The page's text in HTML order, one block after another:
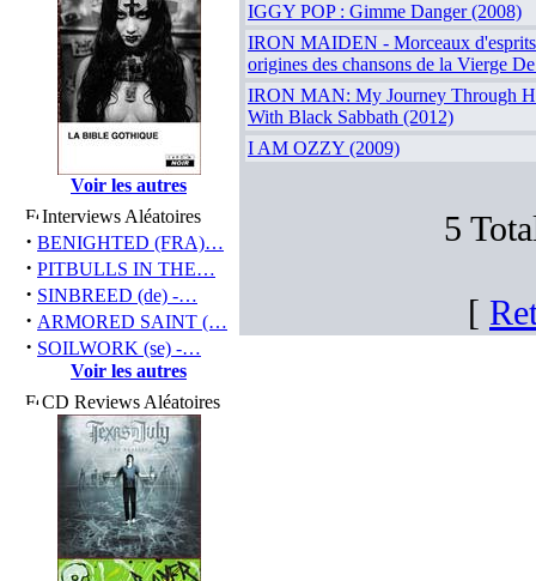
Voir les autres
Interviews Aléatoires
· BENIGHTED (FRA)…
· PITBULLS IN THE…
· SINBREED (de) -…
· ARMORED SAINT (…
· SOILWORK (se) -…
Voir les autres
CD Reviews Aléatoires
IGGY POP : Gimme Danger (2008)
IRON MAIDEN - Morceaux d'esprits
origines des chansons de la Vierge
IRON MAN: My Journey Through
With Black Sabbath (2012)
I AM OZZY (2009)
5
[